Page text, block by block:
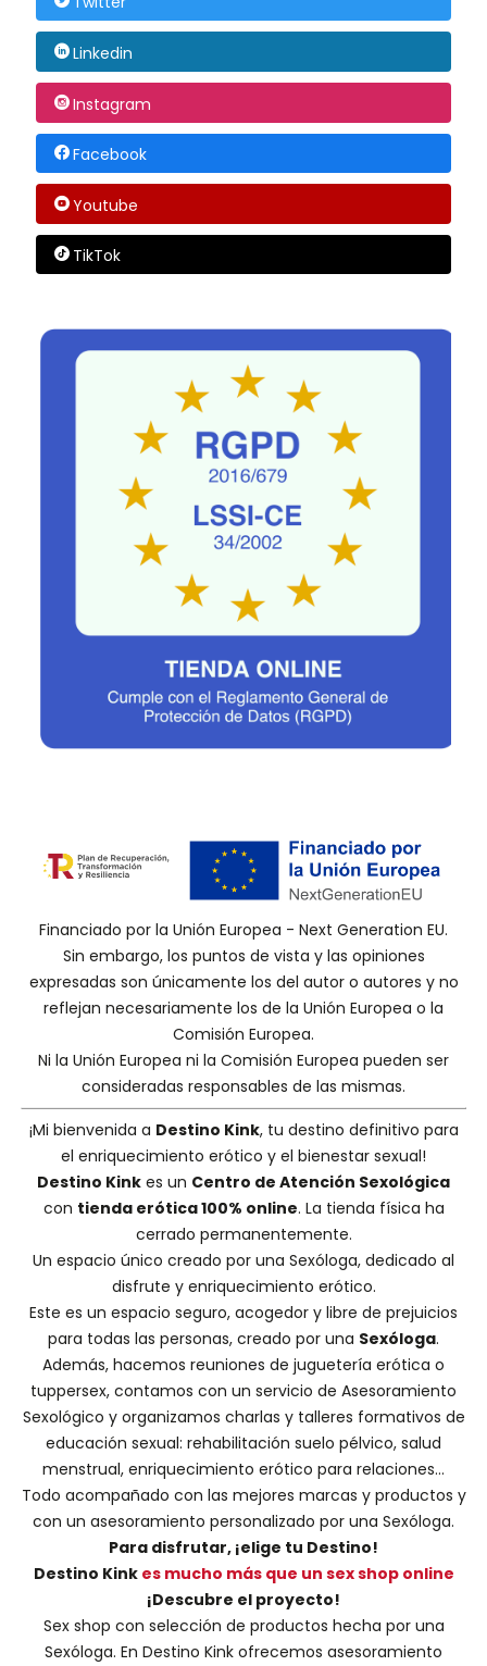
Linkedin
Instagram
Facebook
Youtube
TikTok
Financiado por la Unión Europea - Next Generation EU.
Sin embargo, los puntos de vista y las opiniones
expresadas son únicamente los del autor o autores y no
reflejan necesariamente los de la Unión Europea o la
Comisión Europea.
Ni la Unión Europea ni la Comisión Europea pueden ser
consideradas responsables de las mismas.
¡Mi bienvenida a Destino Kink, tu destino definitivo para
el enriquecimiento erótico y el bienestar sexual!
Destino Kink es un Centro de Atención Sexológica
con tienda erótica 100% online. La tienda física ha
cerrado permanentemente.
Un espacio único creado por una Sexóloga, dedicado al
disfrute y enriquecimiento erótico.
Este es un espacio seguro, acogedor y libre de prejuicios
para todas las personas, creado por una Sexóloga.
Además, hacemos reuniones de juguetería erótica o
tuppersex, contamos con un servicio de Asesoramiento
Sexológico y organizamos charlas y talleres formativos de
educación sexual: rehabilitación suelo pélvico, salud
menstrual, enriquecimiento erótico para relaciones...
Todo acompañado con las mejores marcas y productos y
con un asesoramiento personalizado por una Sexóloga.
Para disfrutar, ¡elige tu Destino!
Destino Kink es mucho más que un sex shop online
¡Descubre el proyecto!
Sex shop con selección de productos hecha por una
Sexóloga. En Destino Kink ofrecemos asesoramiento